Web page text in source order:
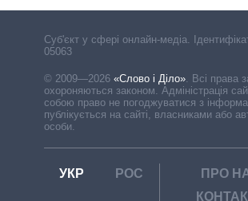
Cуб'єкт у сфері онлайн-медіа.
05063
© 2009—2026 «Слово і Діло»
Всі права
охороняються законом. Адміністрація
собою право не погоджуватися з
публікується на сайті, власниками або
особи.
УКР РОС
ПРО